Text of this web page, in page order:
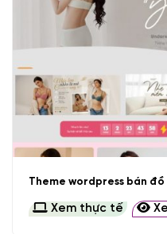
Theme wordpress bán
Xem thực tế